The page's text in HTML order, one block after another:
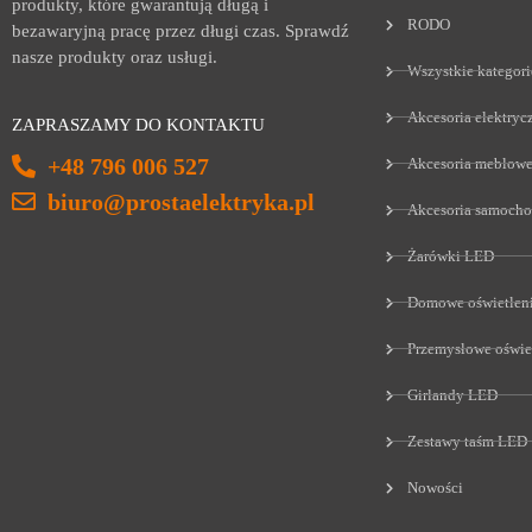
produkty, które gwarantują długą i
bezawaryjną pracę przez długi czas. Sprawdź
nasze produkty oraz usługi.
ZAPRASZAMY DO KONTAKTU
+48 796 006 527
biuro@prostaelektryka.pl
RODO
Wszystkie
Akcesoria
Akcesoria meblowe
Akcesoria
Żarówki LED
Domowe
Przemysłowe
Girlandy LED
Zestawy taśm LED
Nowości